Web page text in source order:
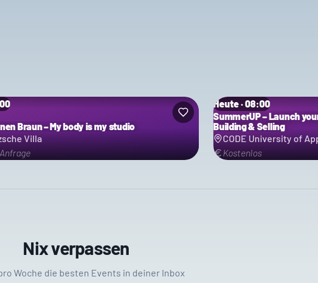
Braun – My body is my studio
Villa
Heute · 08:00
SummerUP – Launch
Building & Selling
CODE University of
Kostenlos
Nix verpassen
Woche die besten Events in deiner Inbox